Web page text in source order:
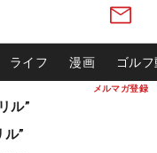
メルマガ登録
ライフ 漫画 ゴル
ル”
”